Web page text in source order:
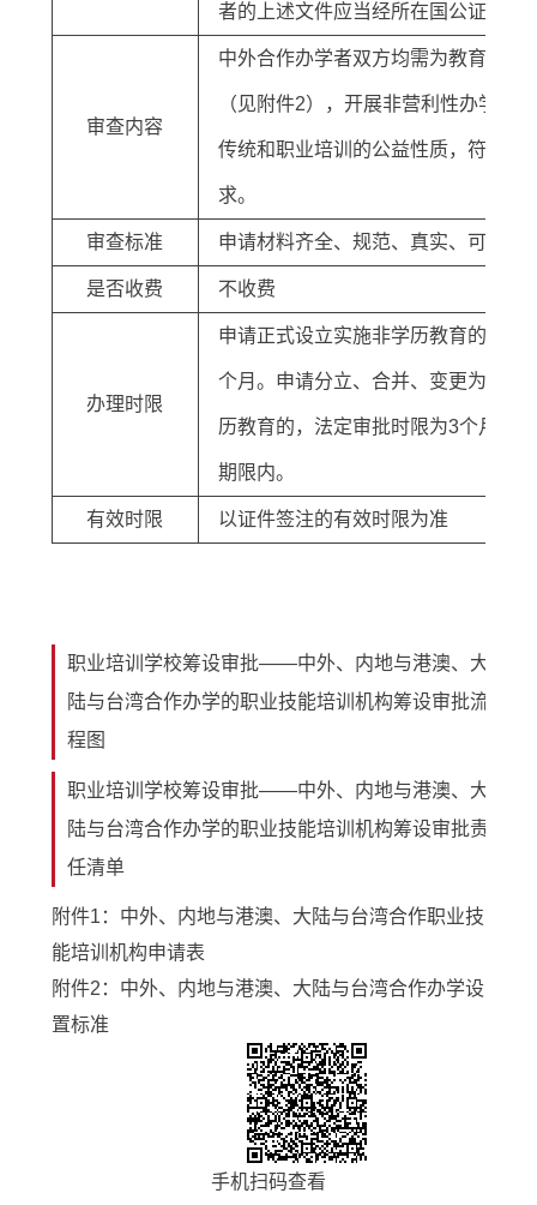
者的上述文件应当经所在国公证机关
审查内容
中外合作办学者双方均需为教育机构
（见附件2），开展非营利性办学，
传统和职业培训的公益性质，符合国
求。
审查标准 申请材料齐全、规范、真实、可行、
是否收费 不收费
办理时限
申请正式设立实施非学历教育的，法
个月。申请分立、合并、变更为实施
历教育的，法定审批时限为3个月。
期限内。
有效时限 以证件签注的有效时限为准
职业培训学校筹设审批——中外、内地与港澳、大
陆与台湾合作办学的职业技能培训机构筹设审批流
程图
职业培训学校筹设审批——中外、内地与港澳、大
陆与台湾合作办学的职业技能培训机构筹设审批责
任清单
附件1：中外、内地与港澳、大陆与台湾合作职业技
能培训机构申请表
附件2：中外、内地与港澳、大陆与台湾合作办学设
置标准
手机扫码查看